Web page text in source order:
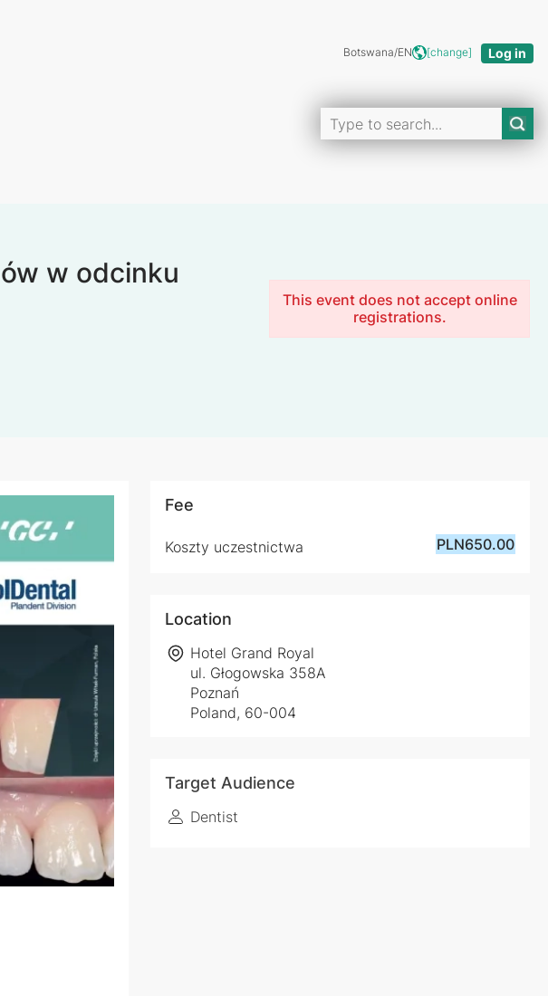
Botswana/EN [change]
w odcinku
This event does not accept online
registrations.
Fee
Koszty uczestnictwa PLN650.00
Location
Hotel Grand Royal
ul. Głogowska 358A
Poznań
Poland, 60-004
Target Audience
Dentist